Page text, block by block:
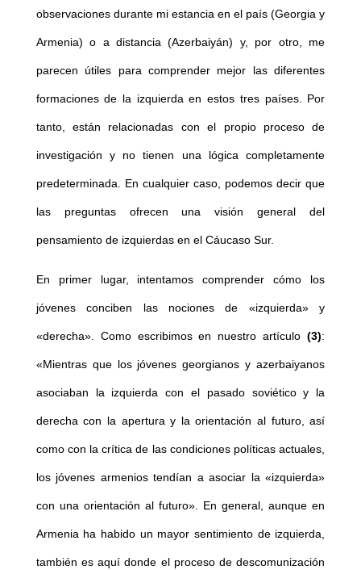
observaciones durante mi estancia en el país (Georgia y
Armenia) o a distancia (Azerbaiyán) y, por otro, me
parecen útiles para comprender mejor las diferentes
formaciones de la izquierda en estos tres países. Por
tanto, están relacionadas con el propio proceso de
investigación y no tienen una lógica completamente
predeterminada. En cualquier caso, podemos decir que
las preguntas ofrecen una visión general del
pensamiento de izquierdas en el Cáucaso Sur.
En primer lugar, intentamos comprender cómo los
jóvenes conciben las nociones de «izquierda» y
«derecha». Como escribimos en nuestro artículo(3):
«Mientras que los jóvenes georgianos y azerbaiyanos
asociaban la izquierda con el pasado soviético y la
derecha con la apertura y la orientación al futuro, así
como con la crítica de las condiciones políticas actuales,
los jóvenes armenios tendían a asociar la «izquierda»
con una orientación al futuro». En general, aunque en
Armenia ha habido un mayor sentimiento de izquierda,
también es aquí donde el proceso de descomunización